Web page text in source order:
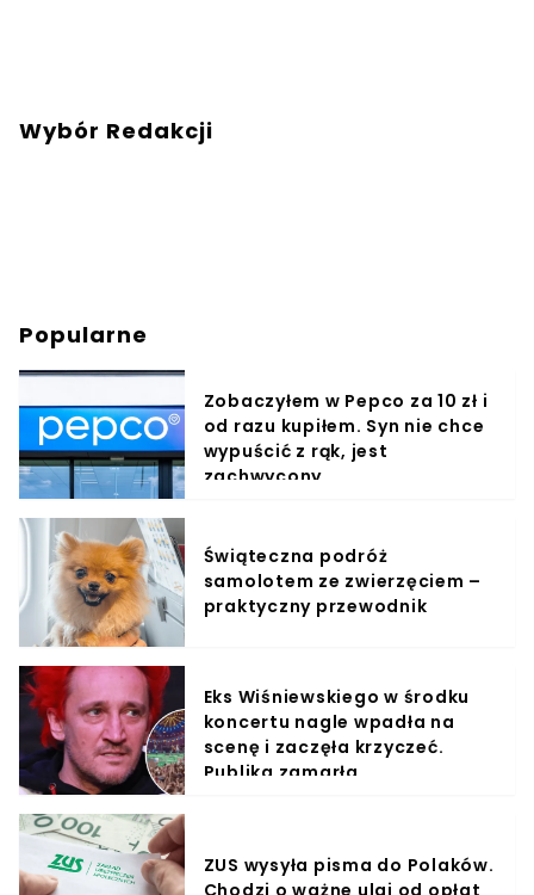
Wybór Redakcji
Popularne
Zobaczyłem w Pepco za 10 zł i
od razu kupiłem. Syn nie chce
wypuścić z rąk, jest
zachwycony
Świąteczna podróż
samolotem ze zwierzęciem –
praktyczny przewodnik
Eks Wiśniewskiego w środku
koncertu nagle wpadła na
scenę i zaczęła krzyczeć.
Publika zamarła
ZUS wysyła pisma do Polaków.
Chodzi o ważne ulgi od opłat